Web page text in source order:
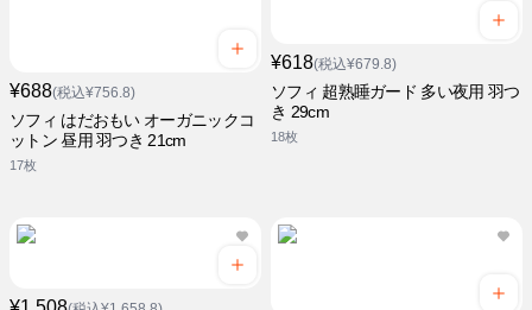
¥688(税込¥756.8)
ソフィ はだおもい オーガニックコ
ットン 昼用 羽つき 21cm
17枚
¥618(税込¥679.8)
ソフィ 超熟睡ガード 多い夜用 羽つ
き 29cm
18枚